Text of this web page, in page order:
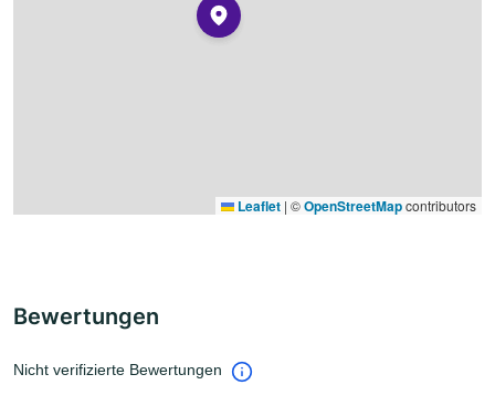
Leaflet | ©OpenStreetMapcontributors
Bewertungen
Nicht verifizierte Bewertungen